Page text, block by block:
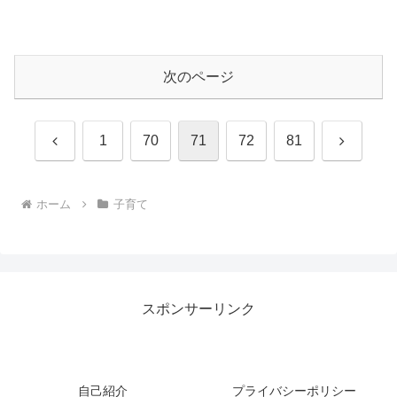
次のページ
前 1 70 71 72 81 次
ホーム 子育て
スポンサーリンク
自己紹介 プライバシーポリシー